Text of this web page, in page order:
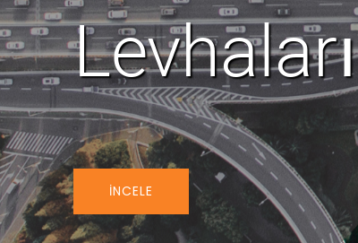
Levhaları
İNCELE